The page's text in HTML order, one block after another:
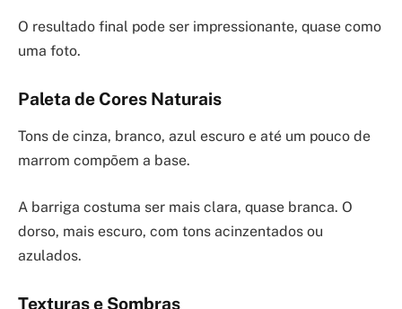
O resultado final pode ser impressionante, quase como
uma foto.
Paleta de Cores Naturais
Tons de cinza, branco, azul escuro e até um pouco de
marrom compõem a base.
A barriga costuma ser mais clara, quase branca. O
dorso, mais escuro, com tons acinzentados ou
azulados.
Texturas e Sombras